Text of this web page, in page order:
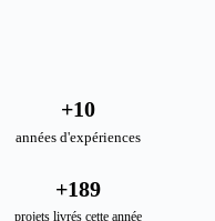
années d'expériences
+10
projets livrés cette année
+189